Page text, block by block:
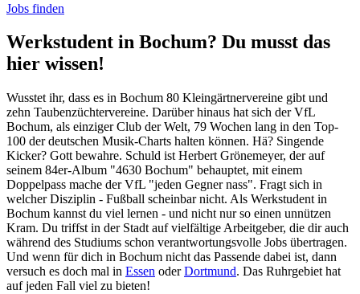
Jobs finden
Werkstudent in Bochum? Du musst das
hier wissen!
Wusstet ihr, dass es in Bochum 80 Kleingärtnervereine gibt und
zehn Taubenzüchtervereine. Darüber hinaus hat sich der VfL
Bochum, als einziger Club der Welt, 79 Wochen lang in den Top-
100 der deutschen Musik-Charts halten können. Hä? Singende
Kicker? Gott bewahre. Schuld ist Herbert Grönemeyer, der auf
seinem 84er-Album "4630 Bochum" behauptet, mit einem
Doppelpass mache der VfL "jeden Gegner nass". Fragt sich in
welcher Disziplin - Fußball scheinbar nicht. Als Werkstudent in
Bochum kannst du viel lernen - und nicht nur so einen unnützen
Kram. Du triffst in der Stadt auf vielfältige Arbeitgeber, die dir auch
während des Studiums schon verantwortungsvolle Jobs übertragen.
Und wenn für dich in Bochum nicht das Passende dabei ist, dann
versuch es doch mal in Essen oderDortmund. Das Ruhrgebiet hat
auf jeden Fall viel zu bieten!